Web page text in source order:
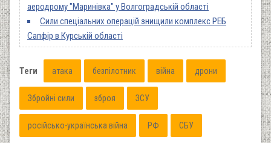
аеродрому "Маринівка" у Волгоградській області
Сили спеціальних операцій знищили комплекс РЕБ
Сапфір в Курській області
Теги атака безпілотник війна дрони
Збройні сили зброя ЗСУ
російсько-українська війна РФ СБУ